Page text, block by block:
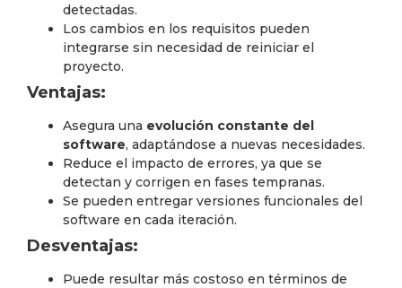
detectadas.
Los cambios en los requisitos pueden
integrarse sin necesidad de reiniciar el
proyecto.
Ventajas:
Asegura una evolución constante del
software, adaptándose a nuevas necesidades.
Reduce el impacto de errores, ya que se
detectan y corrigen en fases tempranas.
Se pueden entregar versiones funcionales del
software en cada iteración.
Desventajas:
Puede resultar más costoso en términos de